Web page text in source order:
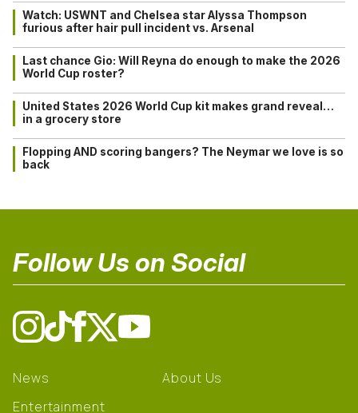
Watch: USWNT and Chelsea star Alyssa Thompson
furious after hair pull incident vs. Arsenal
Last chance Gio: Will Reyna do enough to make the 2026
World Cup roster?
United States 2026 World Cup kit makes grand reveal…
in a grocery store
Flopping AND scoring bangers? The Neymar we love is so
back
Follow Us on Social
News
Entertainment
About Us